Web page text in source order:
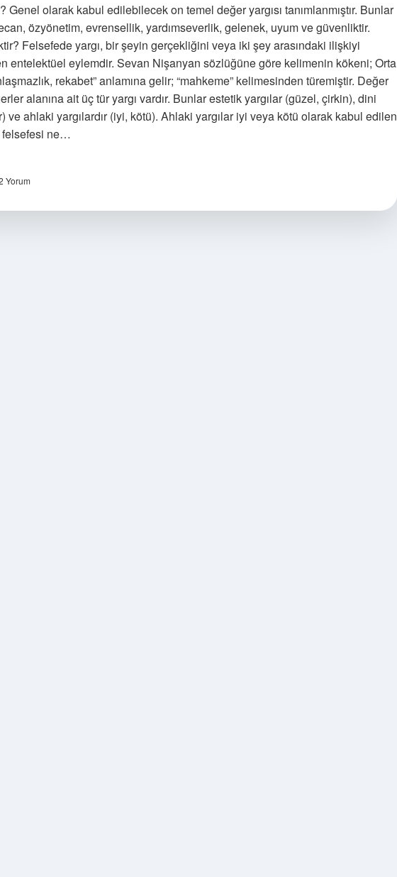
Genel olarak kabul edilebilecek on temel değer yargısı tanımlanmıştır. Bunlar
özyönetim, evrensellik, yardımseverlik, gelenek, uyum ve güvenliktir.
Felsefede yargı, bir şeyin gerçekliğini veya iki şey arasındaki ilişkiyi
entelektüel eylemdir. Sevan Nişanyan sözlüğüne göre kelimenin kökeni; Orta
rekabet” anlamına gelir; “mahkeme” kelimesinden türemiştir. Değer
alanına ait üç tür yargı vardır. Bunlar estetik yargılar (güzel, çirkin), dini
ve ahlaki yargılardır (iyi, kötü). Ahlaki yargılar iyi veya kötü olarak kabul edilen
felsefesi ne…
Yorum